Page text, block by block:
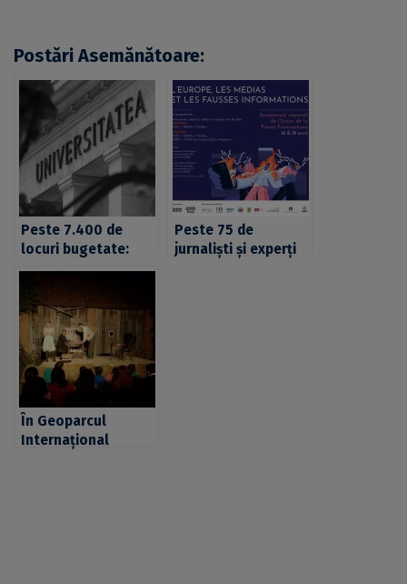
Postări Asemănătoare:
Peste 7.400 de
locuri bugetate:
oferta Universității
candidații la
admiterea 2018 la
licență, master și
doctorat
Peste 75 de
jurnaliști și experți
În Geoparcul
Internațional